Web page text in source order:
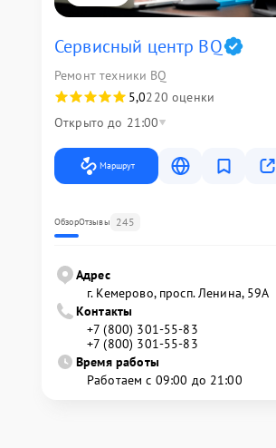
Сервисный центр BQ
Ремонт техники BQ
5,0220 оценки
Открыто до 21:00
Маршрут
ОбзорОтзывы 245
Адрес
г. Кемерово, просп. Ленина, 59А
Контакты
+7 (800) 301-55-83
+7 (800) 301-55-83
Время работы
Работаем с 09:00 до 21:00